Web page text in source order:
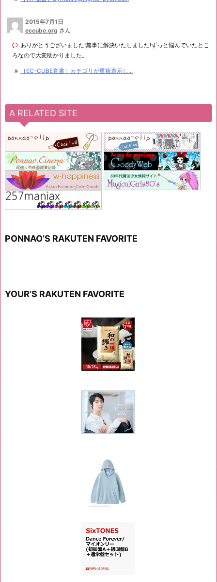
2015年7月1日
eccube.org さん
ありがとうございました!無事に解決いたしました!ずっと悩んでいたとこ
ろなので大変助かりました。
［EC-CUBE覚書］カテゴリが重複表示し...
A RELATED SITE
PONNAO’S RAKUTEN FAVORITE
YOUR’S RAKUTEN FAVORITE